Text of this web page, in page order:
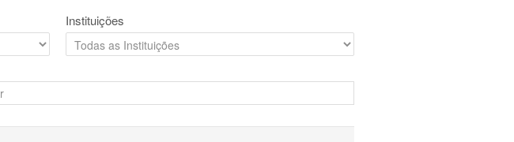
Instituições